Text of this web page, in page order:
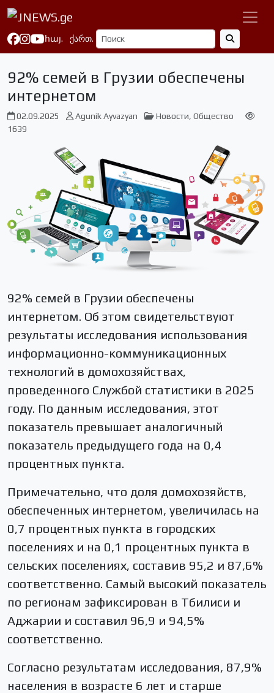
հայ. ქართ.
92% семей в Грузии обеспечены
интернетом
02.09.2025 Agunik Ayvazyan Новости Общество
1639
92% семей в Грузии обеспечены
интернетом. Об этом свидетельствуют
результаты исследования использования
информационно-коммуникационных
технологий в домохозяйствах,
проведенного Службой статистики в 2025
году. По данным исследования, этот
показатель превышает аналогичный
показатель предыдущего года на 0,4
процентных пункта.
Примечательно, что доля домохозяйств,
обеспеченных интернетом, увеличилась на
0,7 процентных пункта в городских
поселениях и на 0,1 процентных пункта в
сельских поселениях, составив 95,2 и 87,6%
соответственно. Самый высокий показатель
по регионам зафиксирован в Тбилиси и
Аджарии и составил 96,9 и 94,5%
соответственно.
Согласно результатам исследования, 87,9%
населения в возрасте 6 лет и старше